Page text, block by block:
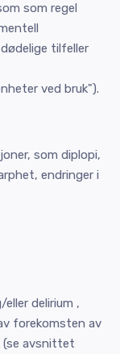
som regel
tilfeller
ved bruk").
som diplopi,
endringer i
delirium ,
forekomsten av
(se avsnittet